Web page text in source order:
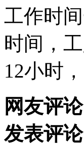
工作时
时间，
12小时
网友评论
发表评论